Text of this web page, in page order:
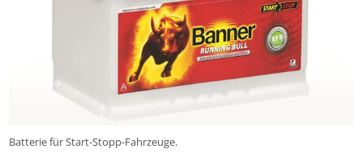
Batterie für Start-Stopp-Fahrzeuge.